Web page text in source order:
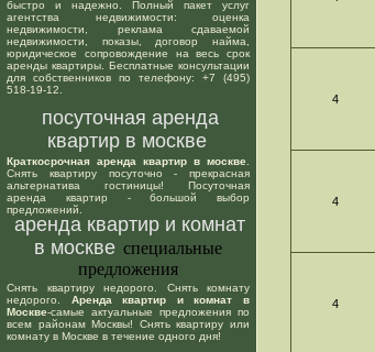
быстро и надежно. Полный пакет услуг
агентства недвижимости: оценка
недвижимости, реклама сдаваемой
недвижимости, показы, договор найма,
юридическое сопровождение на весь срок
аренды квартиры. Бесплатные консультации
для собственников по телефону: +7 (495)
518-19-12.
посуточная аренда
квартир в москве
Краткосрочная аренда квартир в москве
Снять квартиру посуточно - прекрасная
альтернатива гостиницы! Посуточная
аренда квартир - большой выбор
предложений.
аренда квартир и комнат
в москве специальные
предложения
Снять квартиру недорого. Снять комнату
недорого. Аренда квартир и комнат в
Москве-самые актуальные предложения по
всем районам Москвы! Снять квартиру или
комнату в Москве в течение одного дня!
4
4
4